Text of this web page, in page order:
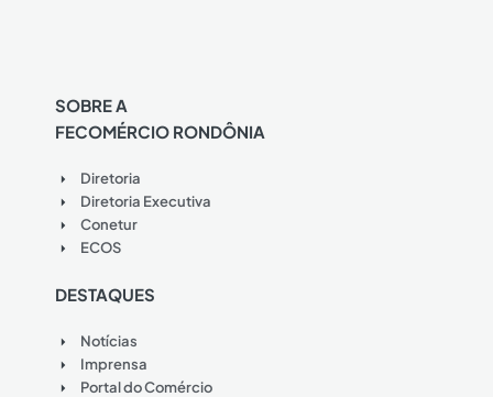
SOBRE A
FECOMÉRCIO RONDÔNIA
Diretoria
Diretoria Executiva
Conetur
ECOS
DESTAQUES
Notícias
Imprensa
Portal do Comércio